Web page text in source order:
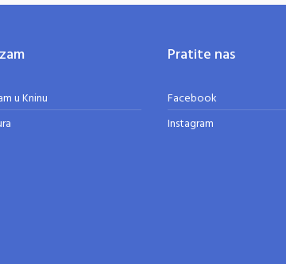
u Kninu
Pratite nas
Facebook
Instagram